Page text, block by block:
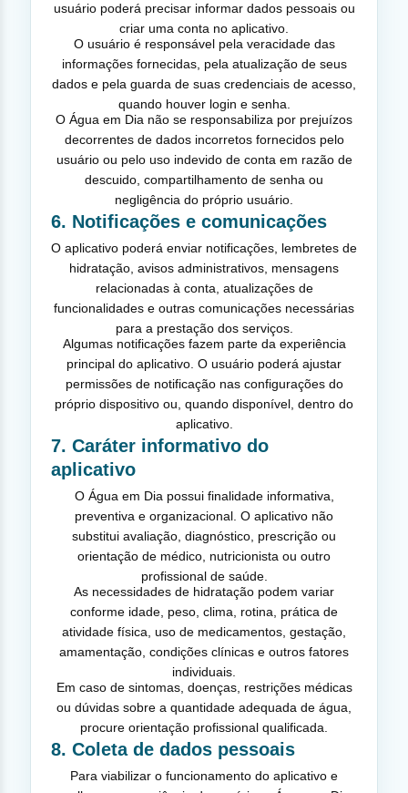
usuário poderá precisar informar dados pessoais ou
criar uma conta no aplicativo.
O usuário é responsável pela veracidade das
informações fornecidas, pela atualização de seus
dados e pela guarda de suas credenciais de acesso,
quando houver login e senha.
O Água em Dia não se responsabiliza por prejuízos
decorrentes de dados incorretos fornecidos pelo
usuário ou pelo uso indevido de conta em razão de
descuido, compartilhamento de senha ou
negligência do próprio usuário.
6. Notificações e comunicações
O aplicativo poderá enviar notificações, lembretes de
hidratação, avisos administrativos, mensagens
relacionadas à conta, atualizações de
funcionalidades e outras comunicações necessárias
para a prestação dos serviços.
Algumas notificações fazem parte da experiência
principal do aplicativo. O usuário poderá ajustar
permissões de notificação nas configurações do
próprio dispositivo ou, quando disponível, dentro do
aplicativo.
7. Caráter informativo do
aplicativo
O Água em Dia possui finalidade informativa,
preventiva e organizacional. O aplicativo não
substitui avaliação, diagnóstico, prescrição ou
orientação de médico, nutricionista ou outro
profissional de saúde.
As necessidades de hidratação podem variar
conforme idade, peso, clima, rotina, prática de
atividade física, uso de medicamentos, gestação,
amamentação, condições clínicas e outros fatores
individuais.
Em caso de sintomas, doenças, restrições médicas
ou dúvidas sobre a quantidade adequada de água,
procure orientação profissional qualificada.
8. Coleta de dados pessoais
Para viabilizar o funcionamento do aplicativo e